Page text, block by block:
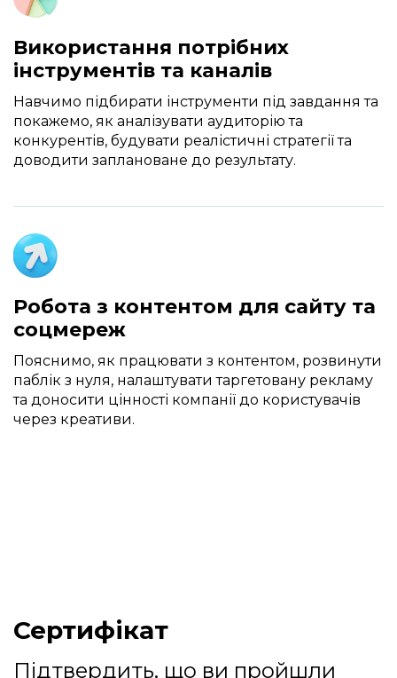
Використання потрібних
інструментів та каналів
Навчимо підбирати інструменти під завдання та
покажемо, як аналізувати аудиторію та
конкурентів, будувати реалістичні стратегії та
доводити заплановане до результату.
Робота з контентом для сайту та
соцмереж
Пояснимо, як працювати з контентом, розвинути
паблік з нуля, налаштувати таргетовану рекламу
та доносити цінності компанії до користувачів
через креативи.
Сертифікат
Підтвердить, що ви пройшли